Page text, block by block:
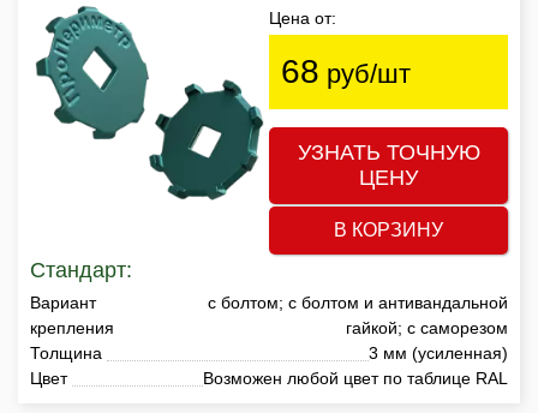
Цена от:
68 руб/шт
УЗНАТЬ ТОЧНУЮ
ЦЕНУ
В КОРЗИНУ
Стандарт:
Вариант
крепления
с болтом; с болтом и антивандальной
гайкой; с саморезом
Толщина
3 мм (усиленная)
Цвет
Возможен любой цвет по таблице RAL